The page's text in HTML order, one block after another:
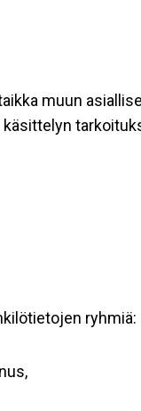
muun
ryhmiä: